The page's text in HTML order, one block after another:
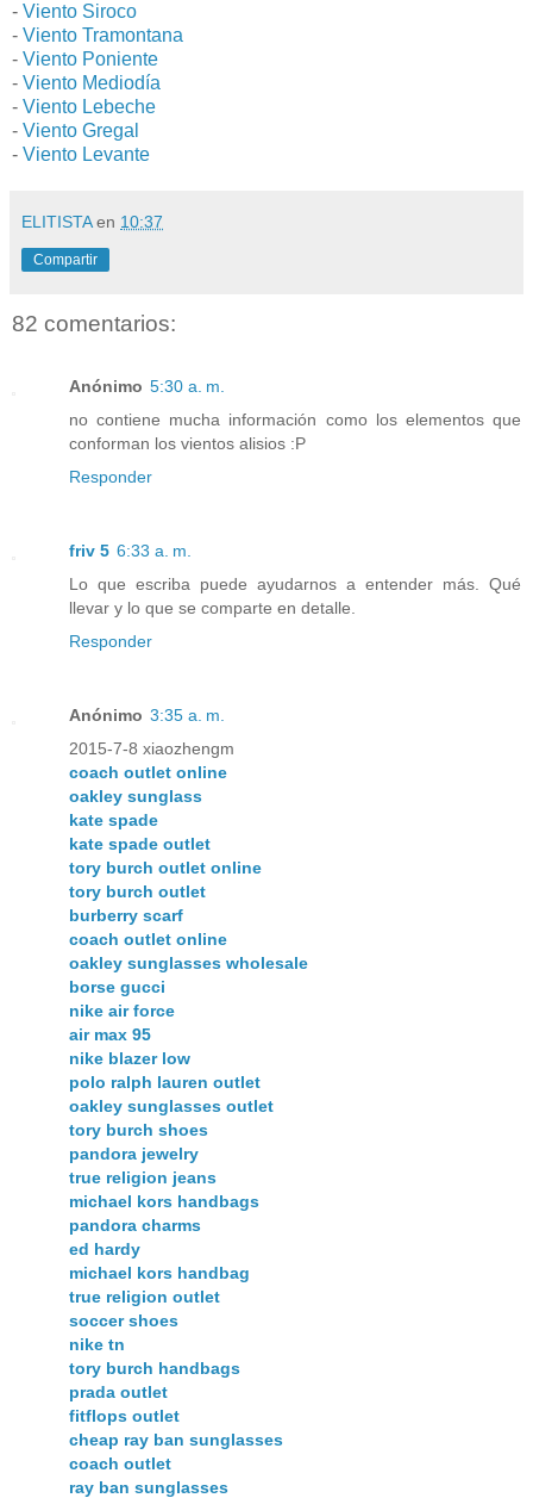
- Viento Siroco
- Viento Tramontana
- Viento Poniente
- Viento Mediodía
- Viento Lebeche
- Viento Gregal
- Viento Levante
ELITISTA en 10:37
Compartir
82 comentarios:
Anónimo 5:30 a. m.
no contiene mucha información como los elementos que
conforman los vientos alisios :P
Responder
friv 5 6:33 a. m.
Lo que escriba puede ayudarnos a entender más. Qué
llevar y lo que se comparte en detalle.
Responder
Anónimo 3:35 a. m.
2015-7-8 xiaozhengm
coach outlet online
oakley sunglass
kate spade
kate spade outlet
tory burch outlet online
tory burch outlet
burberry scarf
coach outlet online
oakley sunglasses wholesale
borse gucci
nike air force
air max 95
nike blazer low
polo ralph lauren outlet
oakley sunglasses outlet
tory burch shoes
pandora jewelry
true religion jeans
michael kors handbags
pandora charms
ed hardy
michael kors handbag
true religion outlet
soccer shoes
nike tn
tory burch handbags
prada outlet
fitflops outlet
cheap ray ban sunglasses
coach outlet
ray ban sunglasses